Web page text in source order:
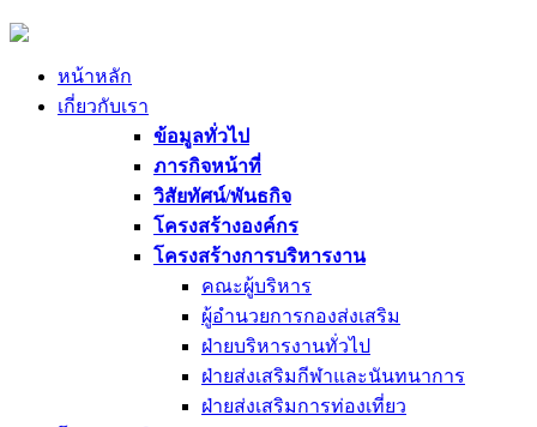
หน้าหลัก
เกี่ยวกับเรา
ข้อมูลทั่วไป
ภารกิจหน้าที่
วิสัยทัศน์/พันธกิจ
โครงสร้างองค์กร
โครงสร้างการบริหารงาน
คณะผู้บริหาร
ผู้อำนวยการกองส่งเสริม
ฝ่ายบริหารงานทั่วไป
ฝ่ายส่งเสริมกีฬาและนันทนาการ
ฝ่ายส่งเสริมการท่องเที่ยว